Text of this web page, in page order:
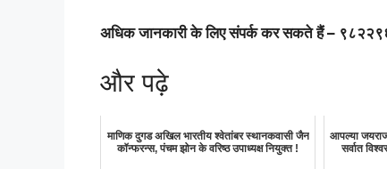
अधिक जानकारी के लिए संपर्क कर सकते हैं –
और पढ़े
माणिक दुगड अखिल भारतीय श्वेतांबर स्थानकवासी जैन
कॉन्फरन्स, पंचम झोन के वरिष्ठ उपाध्यक्ष नियुक्त !
आपल्या
सर्वात